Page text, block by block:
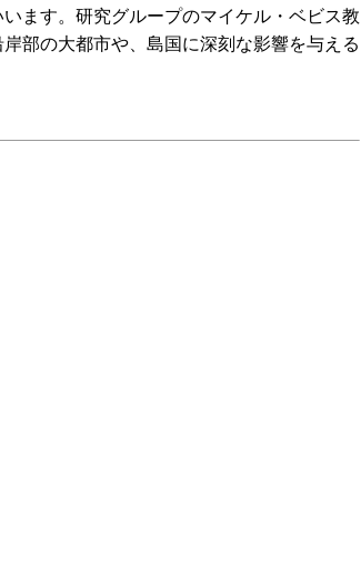
ます。研究グループのマイケル・ベビス教
部の大都市や、島国に深刻な影響を与える